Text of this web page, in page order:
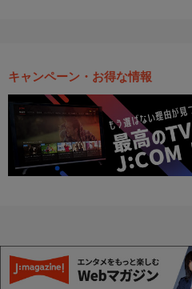
キャンペーン・お得な情報